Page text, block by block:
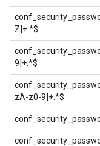
Z]+.*$
9]+.*$
zA-z0-9]+.*$